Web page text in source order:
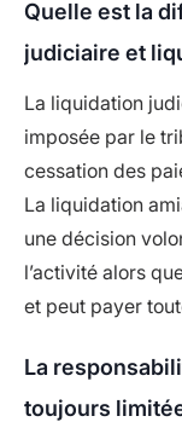
Quelle est la
judiciaire et
La liquidation
imposée par le
cessation des
La liquidation
une décision
l’activité alors
et peut payer
La
toujours